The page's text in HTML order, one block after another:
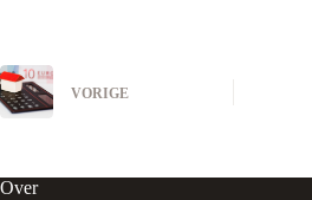
VORIGE
Over